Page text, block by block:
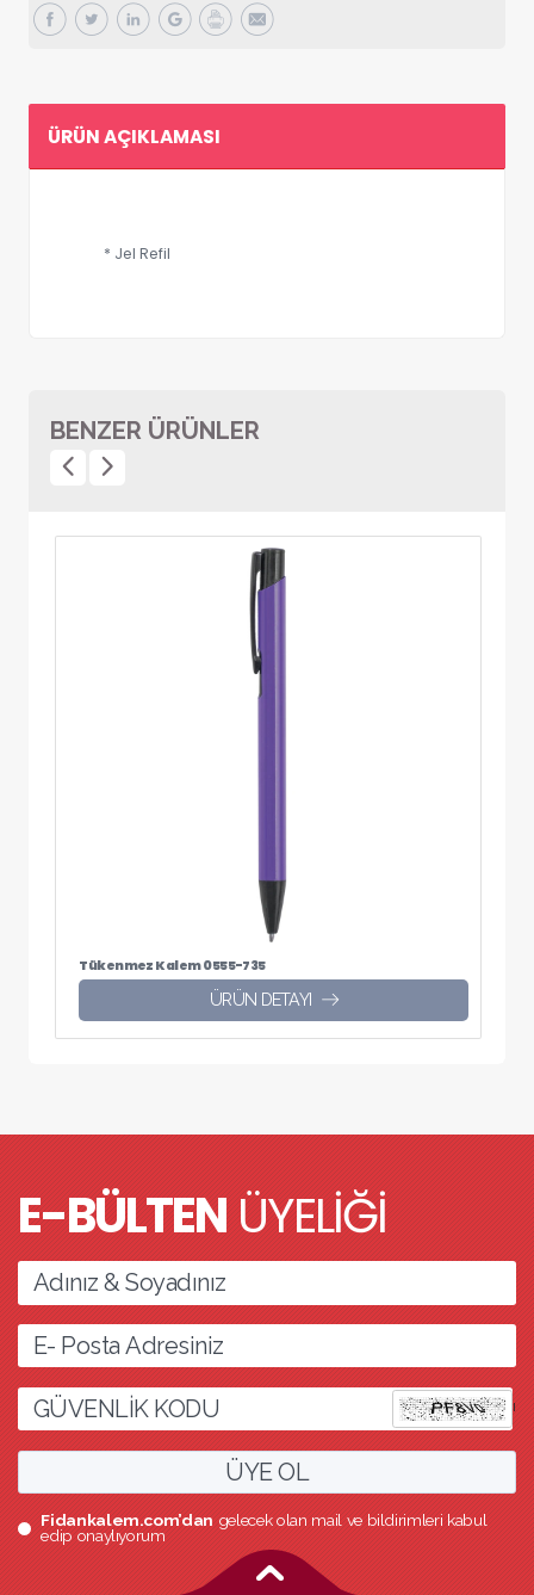
ÜRÜN AÇIKLAMASI
* Jel Refil
BENZER ÜRÜNLER
Tükenmez Kalem 0555-735
ÜRÜN DETAYI
E-BÜLTENÜYELİĞİ
l
ÜYE OL
Fidankalem.com’dangelecek olan mail ve bildirimleri kabul
edip onaylıyorum